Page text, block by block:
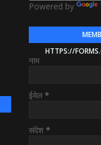
Powered by
HTTPS://
नाम
ईमेल *
संदेश *